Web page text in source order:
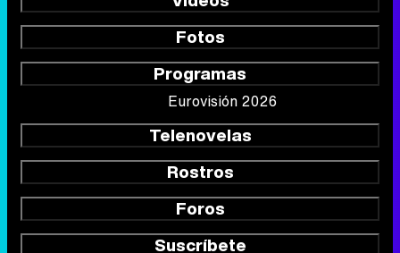
Fotos
Programas
Eurovisión 2026
Telenovelas
Rostros
Foros
Suscríbete